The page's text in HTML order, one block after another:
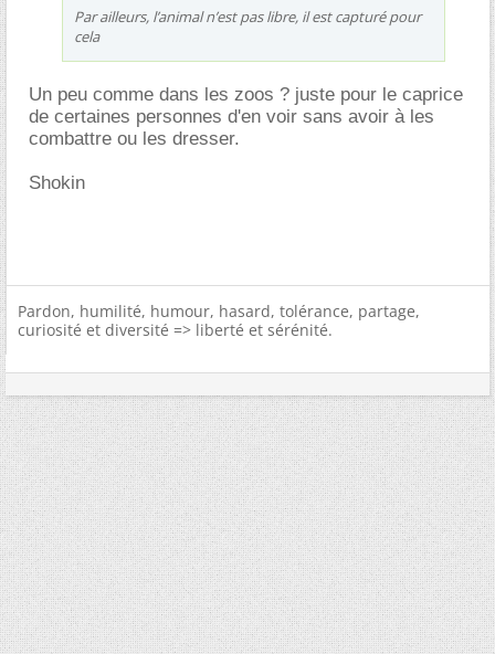
Par ailleurs, l’animal n’est pas libre, il est capturé pour
cela
Un peu comme dans les zoos ? juste pour le caprice
de certaines personnes d'en voir sans avoir à les
combattre ou les dresser.
Shokin
Pardon, humilité, humour, hasard, tolérance, partage,
curiosité et diversité => liberté et sérénité.